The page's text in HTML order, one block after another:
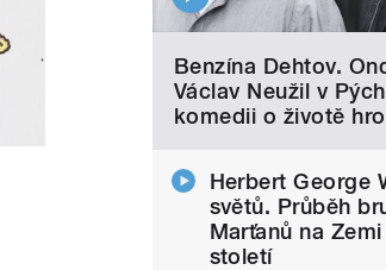
Benzína Dehtov.
Václav Neužil v
komedii o životě
Herbert George
světů. Průběh
Marťanů na
století